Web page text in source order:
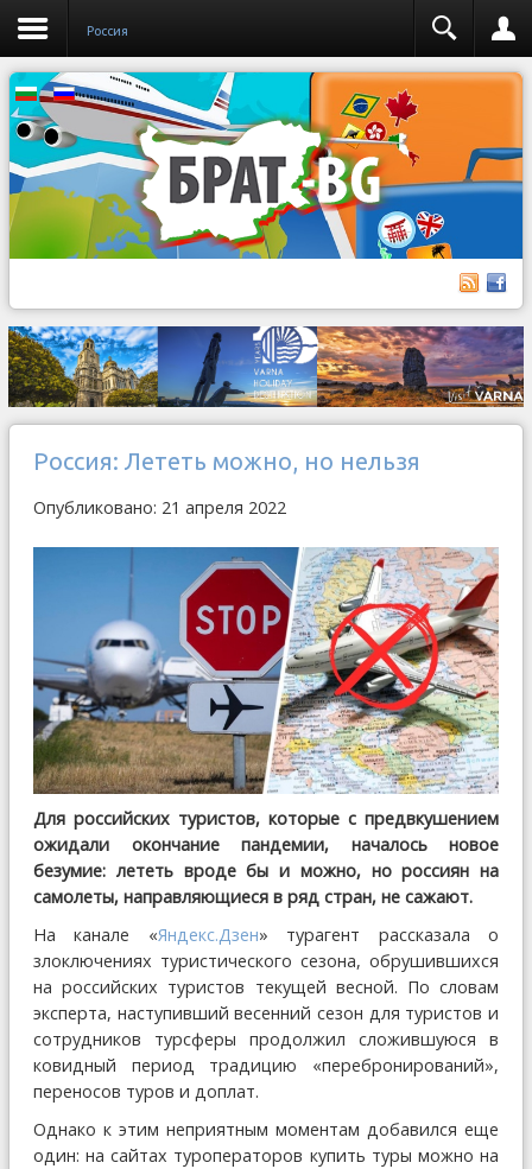
Россия
Россия: Лететь можно, но нельзя
Опубликовано: 21 апреля 2022
Для российских туристов, которые с предвкушением
ожидали окончание пандемии, началось новое
безумие: лететь вроде бы и можно, но россиян на
самолеты, направляющиеся в ряд стран, не сажают.
На канале «Яндекс.Дзен» турагент рассказала о
злоключениях туристического сезона, обрушившихся
на российских туристов текущей весной. По словам
эксперта, наступивший весенний сезон для туристов и
сотрудников турсферы продолжил сложившуюся в
ковидный период традицию «перебронирований»,
переносов туров и доплат.
Однако к этим неприятным моментам добавился еще
один: на сайтах туроператоров купить туры можно на